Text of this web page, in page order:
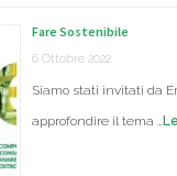
Fare Sostenibile
6 Ottobre 2022
Siamo stati invitati da
approfondire il tema …